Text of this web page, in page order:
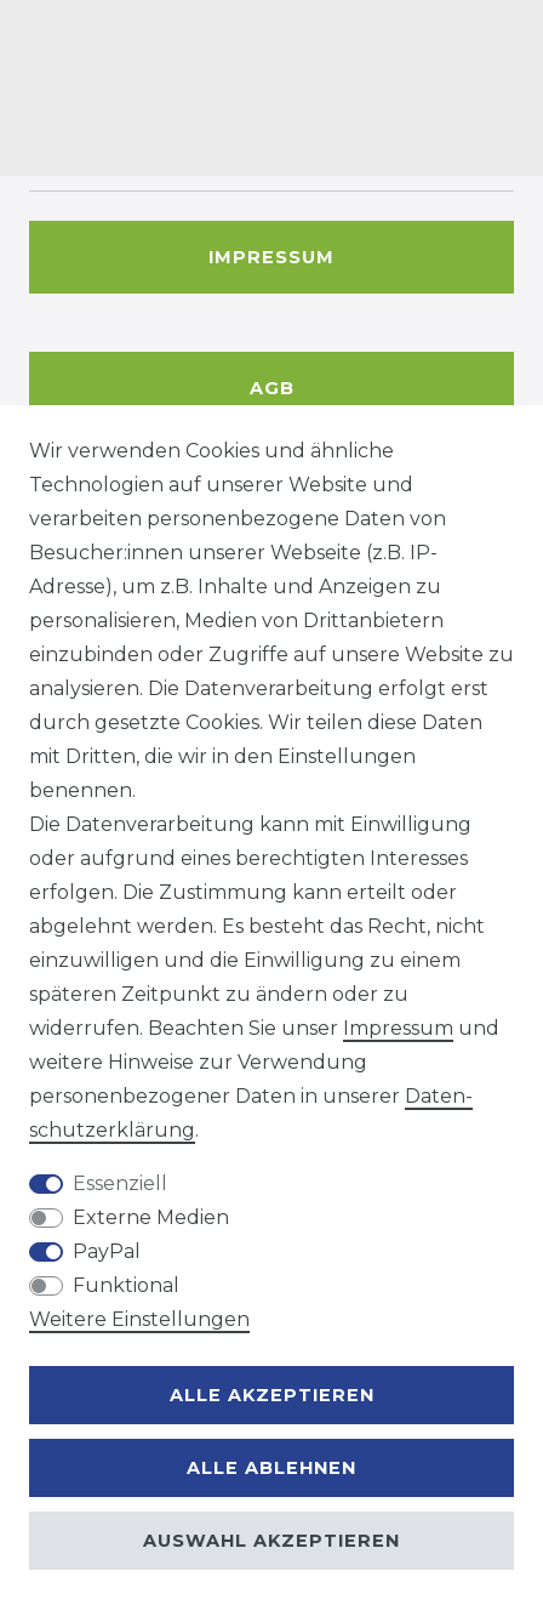
IMPRESSUM
AGB
DATENSCHUTZERKÄRUNG
WIDERRUFSRECHT
KONTAKT
Sie sind Wiederverkäufer?
Sie erreichen uns unter :
https://avancarte.de/
oder telefonisch unter: 0421 - 434430
Wir versenden mit
Zahlungsmöglichkeiten
Wir verwenden Cookies und ähnliche
Technologien auf unserer Website und
verarbeiten personenbezogene Daten von
Besucher:innen unserer Webseite (z.B. IP-
Adresse), um z.B. Inhalte und Anzeigen zu
personalisieren, Medien von Drittanbietern
einzubinden oder Zugriffe auf unsere Website zu
analysieren. Die Datenverarbeitung erfolgt erst
durch gesetzte Cookies. Wir teilen diese Daten
mit Dritten, die wir in den Einstellungen
benennen.
Die Datenverarbeitung kann mit Einwilligung
oder aufgrund eines berechtigten Interesses
erfolgen. Die Zustimmung kann erteilt oder
abgelehnt werden. Es besteht das Recht, nicht
einzuwilligen und die Einwilligung zu einem
späteren Zeitpunkt zu ändern oder zu
widerrufen. Beachten Sie unser Impressum und
weitere Hinweise zur Verwendung
personenbezogener Daten in unserer Daten­
schutz­erklärung.
Essenziell
Externe Medien
PayPal
Funktional
Weitere Einstellungen
ALLE AKZEPTIEREN
ALLE ABLEHNEN
AUSWAHL AKZEPTIEREN